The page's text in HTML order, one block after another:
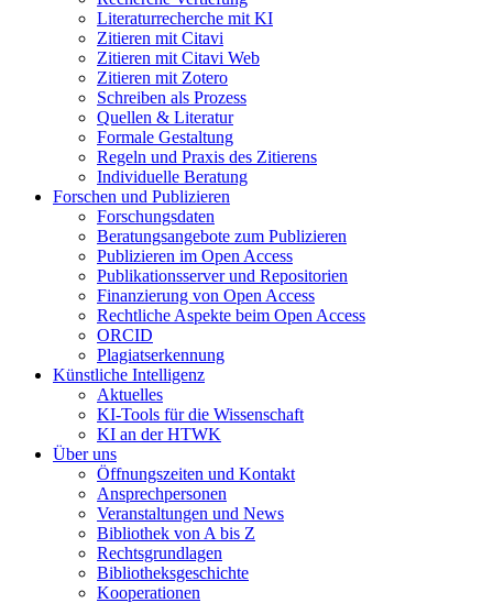
Literaturrecherche mit KI
Zitieren mit Citavi
Zitieren mit Citavi Web
Zitieren mit Zotero
Schreiben als Prozess
Quellen & Literatur
Formale Gestaltung
Regeln und Praxis des Zitierens
Individuelle Beratung
Forschen und Publizieren
Forschungsdaten
Beratungsangebote zum Publizieren
Publizieren im Open Access
Publikationsserver und Repositorien
Finanzierung von Open Access
Rechtliche Aspekte beim Open Access
ORCID
Plagiatserkennung
Künstliche Intelligenz
Aktuelles
KI-Tools für die Wissenschaft
KI an der HTWK
Über uns
Öffnungszeiten und Kontakt
Ansprechpersonen
Veranstaltungen und News
Bibliothek von A bis Z
Rechtsgrundlagen
Bibliotheksgeschichte
Kooperationen